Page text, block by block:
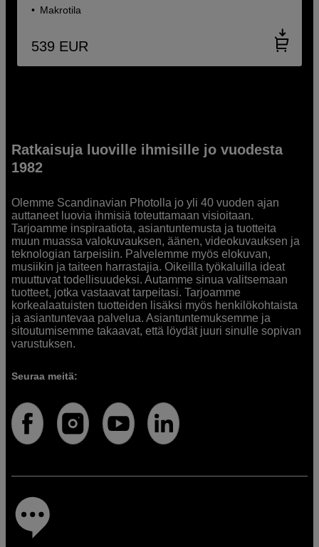
Makrotila
539 EUR
Ratkaisuja luoville ihmisille jo vuodesta
1982
Olemme Scandinavian Photolla jo yli 40 vuoden ajan
auttaneet luovia ihmisiä toteuttamaan visioitaan.
Tarjoamme inspiraatiota, asiantuntemusta ja tuotteita
muun muassa valokuvauksen, äänen, videokuvauksen ja
teknologian tarpeisiin. Palvelemme myös elokuvan,
musiikin ja taiteen harrastajia. Oikeilla työkaluilla ideat
muuttuvat todellisuudeksi. Autamme sinua valitsemaan
tuotteet, jotka vastaavat tarpeitasi. Tarjoamme
korkealaatuisten tuotteiden lisäksi myös henkilökohtaista
ja asiantuntevaa palvelua. Asiantuntemuksemme ja
sitoutumisemme takaavat, että löydät juuri sinulle sopivan
varustuksen.
Seuraa meitä: